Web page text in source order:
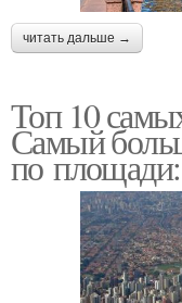
читать дальше →
Топ 10
Самый
по